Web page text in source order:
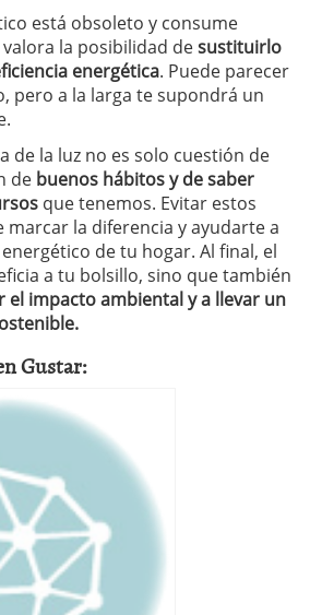
está obsoleto y consume
la posibilidad desustituirlo
energética. Puede parecer
pero a la larga te supondrá un
de la luz no es solo cuestión de
de buenos hábitos y de saber
que tenemos. Evitar estos
la diferencia y ayudarte a
de tu hogar. Al final, el
a tu bolsillo, sino que también
el impacto ambiental y a llevar un
Gustar: